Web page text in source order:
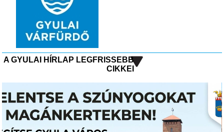
A GYULAI HÍRLAP LEGFRISSEBB
CIKKEI